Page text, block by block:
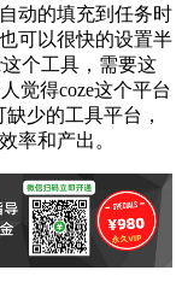
动的填充到任务时
可以很快的设置半
个工具，需要这
觉得coze这个平台
少的工具平台，
率和产出。